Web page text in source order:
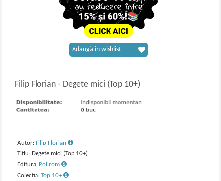
Filip Florian- Degete mici (Top 10+)
Autor:Filip Florian
Titlu: Degete mici (Top 10+)
Editura: Polirom
Colectia:Top 10+
Adaugă în wishlist